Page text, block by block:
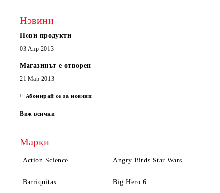
Новини
Нови продукти
03 Апр 2013
Магазинът е отворен
21 Мар 2013
Абонирай се за новини
Виж всички
Марки
Action Science Angry Birds Star Wars
Barriquitas Big Hero 6